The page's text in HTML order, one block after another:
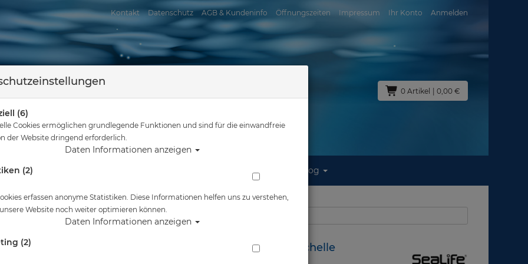
Kontakt Datenschutz AGB & Kundeninfo Öffnungszeiten Impressum Ihr Konto Anmelden
0 Artikel | 0,00 €
Reisen Blog
Tauchausrüstung Sealife Flex Connect Ball Clamp Klammer - Klemmschelle
Sealife Flex Connect Ball Clamp Klammer - Klemmschelle
(6)
Cookies ermöglichen grundlegende Funktionen und sind für die einwandfreie
der Website dringend erforderlich.
Daten Informationen anzeigen
(2)
erfassen anonyme Statistiken. Diese Informationen helfen uns zu verstehen,
Website noch weiter optimieren können.
Daten Informationen anzeigen
(2)